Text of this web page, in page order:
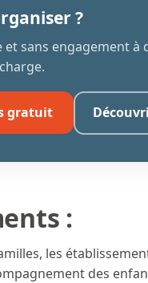
?
sans engagement
gratuit
:
les
des